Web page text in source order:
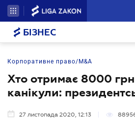
БІЗНЕС
Корпоративне право/M&A
Хто отримає 8000 грн
канікули:
27 листопада 2020, 12:13